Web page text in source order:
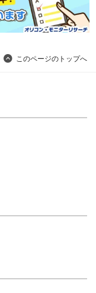
このページのトップへ